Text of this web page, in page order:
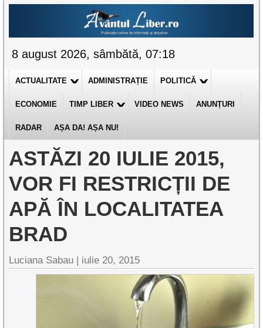
8 august 2026, sâmbătă, 07:18
ACTUALITATE ADMINISTRAȚIE POLITICĂ
ECONOMIE TIMP LIBER VIDEO NEWS ANUNȚURI
RADAR AȘA DA! AȘA NU!
ASTĂZI 20 IULIE 2015,
VOR FI RESTRICȚII DE
APĂ ÎN LOCALITATEA
BRAD
Luciana Sabau | iulie 20, 2015